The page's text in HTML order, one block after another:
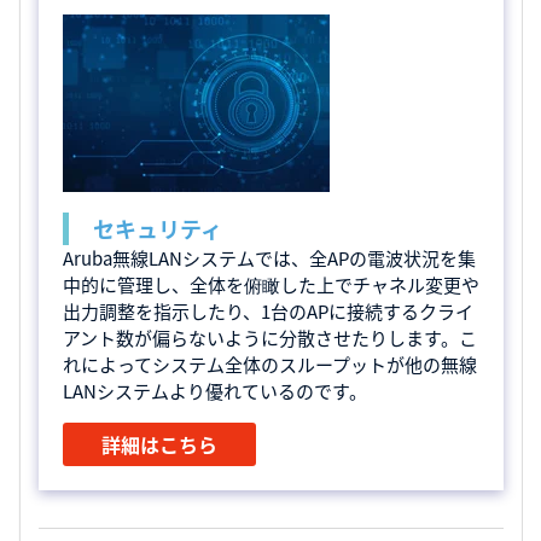
セキュリティ
Aruba無線LANシステムでは、全APの電波状況を集
中的に管理し、全体を俯瞰した上でチャネル変更や
出力調整を指示したり、1台のAPに接続するクライ
アント数が偏らないように分散させたりします。こ
れによってシステム全体のスループットが他の無線
LANシステムより優れているのです。
詳細はこちら